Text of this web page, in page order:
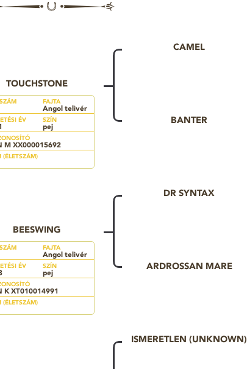
TOUCHSTONE
FAJTA
Angol telivér
ÉV SZÍN
pej
M XX000015692
(ÉLETSZÁM)
CAMEL
BANTER
BEESWING
FAJTA
Angol telivér
ÉV SZÍN
pej
K XT010014991
(ÉLETSZÁM)
DR SYNTAX
ARDROSSAN MARE
ISMERETLEN (UNKNOWN)